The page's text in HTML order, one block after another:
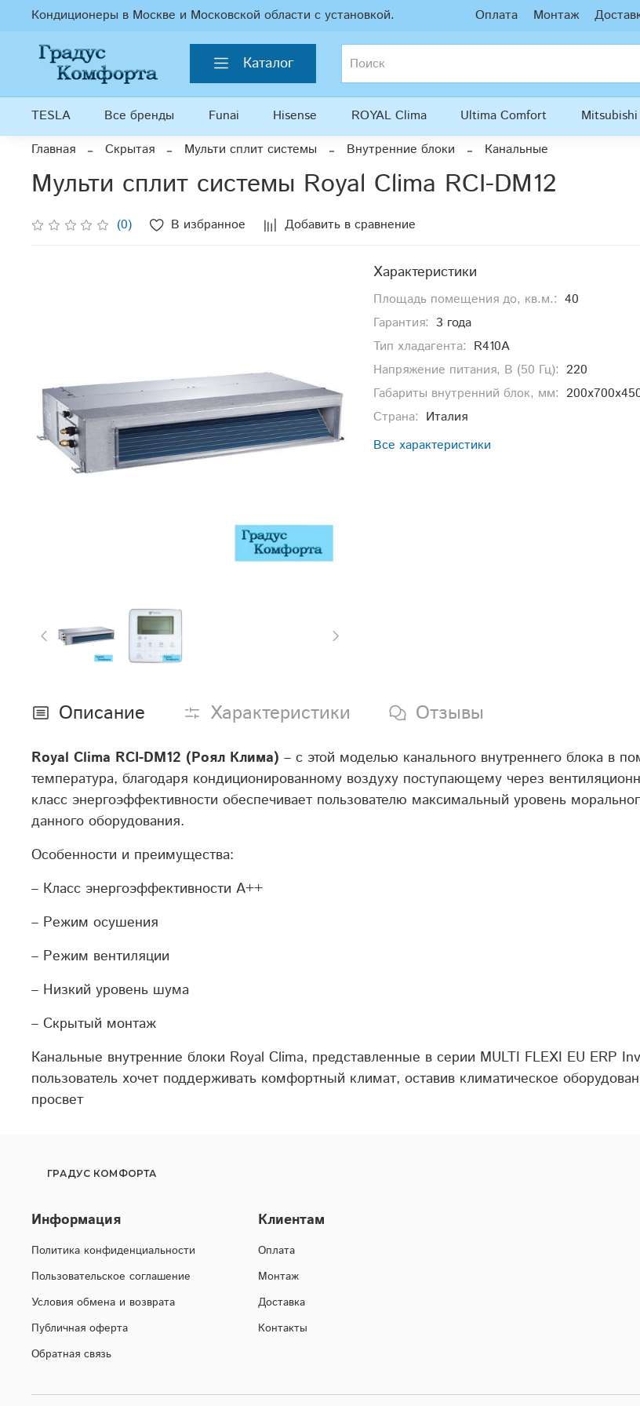
Кондиционеры в Москве и Московской области с установкой. Оплата Монтаж
Каталог
TESLA Все бренды Funai Hisense ROYAL Clima Ultima Comfort
Главная
Скрытая Мульти сплит системы Внутренние блоки Канальные
Мульти сплит системы Royal Clima RCI-DM12
(0) В избранное Добавить в сравнение
Характеристики
Площадь помещения до, кв.м.: 40
Гарантия: 3 года
Тип хладагента: R410A
Напряжение питания, В (50 Гц): 220
Габариты внутренний блок, мм:
Страна: Италия
Все характеристики
Описание Характеристики Отзывы
Royal Clima RCI-DM12 (Роял Клима) – с этой моделью канального внутреннего блока в
температура, благодаря кондиционированному воздуху поступающему через
класс энергоэффективности обеспечивает пользователю максимальный уровень
данного оборудования.
Особенности и преимущества:
– Класс энергоэффективности А++
– Режим осушения
– Режим вентиляции
– Низкий уровень шума
– Скрытый монтаж
Канальные внутренние блоки Royal Clima, представленные в серии MULTI FLEXI EU ERP
пользователь хочет поддерживать комфортный климат, оставив климатическое
просвет
ГРАДУС КОМФОРТА
Информация
Политика конфиденциальности
Пользовательское соглашение
Условия обмена и возврата
Публичная оферта
Обратная связь
Клиентам
Оплата
Монтаж
Доставка
Контакты